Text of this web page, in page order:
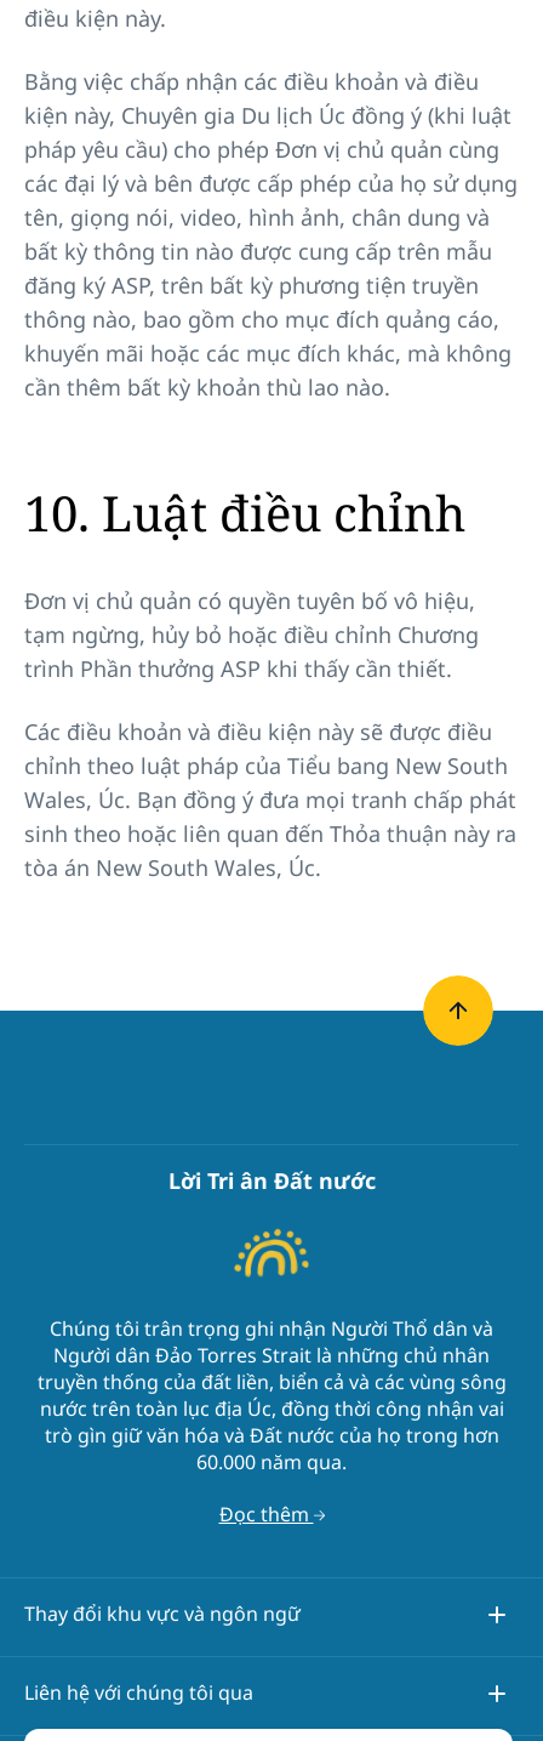
điều kiện này.
Bằng việc chấp nhận các điều khoản và điều
kiện này, Chuyên gia Du lịch Úc đồng ý (khi luật
pháp yêu cầu) cho phép Đơn vị chủ quản cùng
các đại lý và bên được cấp phép của họ sử dụng
tên, giọng nói, video, hình ảnh, chân dung và
bất kỳ thông tin nào được cung cấp trên mẫu
đăng ký ASP, trên bất kỳ phương tiện truyền
thông nào, bao gồm cho mục đích quảng cáo,
khuyến mãi hoặc các mục đích khác, mà không
cần thêm bất kỳ khoản thù lao nào.
10. Luật điều chỉnh
Đơn vị chủ quản có quyền tuyên bố vô hiệu,
tạm ngừng, hủy bỏ hoặc điều chỉnh Chương
trình Phần thưởng ASP khi thấy cần thiết.
Các điều khoản và điều kiện này sẽ được điều
chỉnh theo luật pháp của Tiểu bang New South
Wales, Úc. Bạn đồng ý đưa mọi tranh chấp phát
sinh theo hoặc liên quan đến Thỏa thuận này ra
tòa án New South Wales, Úc.
Lời Tri ân Đất nước
Chúng tôi trân trọng ghi nhận Người Thổ dân và
Người dân Đảo Torres Strait là những chủ nhân
truyền thống của đất liền, biển cả và các vùng sông
nước trên toàn lục địa Úc, đồng thời công nhận vai
trò gìn giữ văn hóa và Đất nước của họ trong hơn
60.000 năm qua.
Đọc thêm
Thay đổi khu vực và ngôn ngữ
Liên hệ với chúng tôi qua